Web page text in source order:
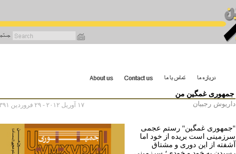
جمهوری غمگین من
۱۷ آوریل ۲۰۱۲ - ۲۹ فروردین ۱۳۹۱ داریوش رجبیان
"جمهوری غمگین" رستم عجمی
سرزمینی است بریده از خود اما
آشفته از این دوری و مشتاق